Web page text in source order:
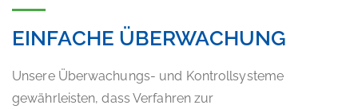
EINFACHE ÜBERWACHUNG
Unsere Überwachungs- und Kontrollsysteme
gewährleisten, dass Verfahren zur